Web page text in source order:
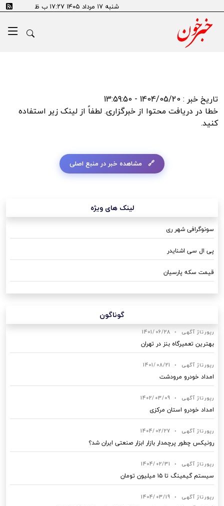
شنبه ۱۷ مرداد ۱۴۰۵ ۱۷:۲۷ ب ظ
error:Could not resolve host: tn.ai
تاریخ خبر : 1404/05/20 - 13:59:50
خطا در دریافت محتوا از خبرگزاری. لطفاً از لینک زیر استفاده
کنید.
مشاهده خبر در منبع اصلی
لینک های ویژه
سونوگرافی شهر ری
پی ال سی اشنایدر
قیمت سکه پارسیان
گوناگون
رپورتاژ آگهی •
1401/06/28
بهترین تعمیرگاه بنز در تهران
رپورتاژ آگهی •
1401/08/21
امداد خودرو مرودشت
رپورتاژ آگهی •
1402/03/09
امداد خودرو استان مرکزی
رپورتاژ آگهی •
1404/02/27
رونیکس چطور پرچمدار بازار ابزار صنعتی ایران شد؟
رپورتاژ آگهی •
1404/02/31
سیستم گیمینگ تا ۱۵ میلیون تومان
رپورتاژ آگهی •
1404/03/19